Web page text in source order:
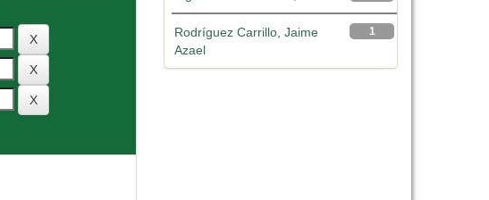
1
Rodríguez Carrillo, Jaime
Azael